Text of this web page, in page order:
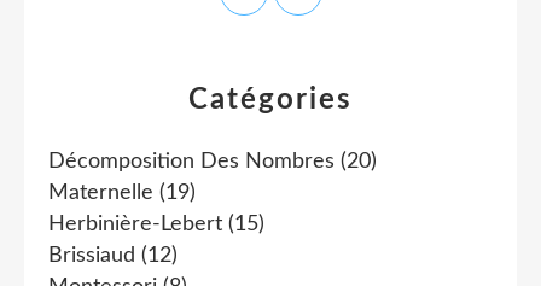
Catégories
Décomposition Des Nombres (20)
Maternelle (19)
Herbinière-Lebert (15)
Brissiaud (12)